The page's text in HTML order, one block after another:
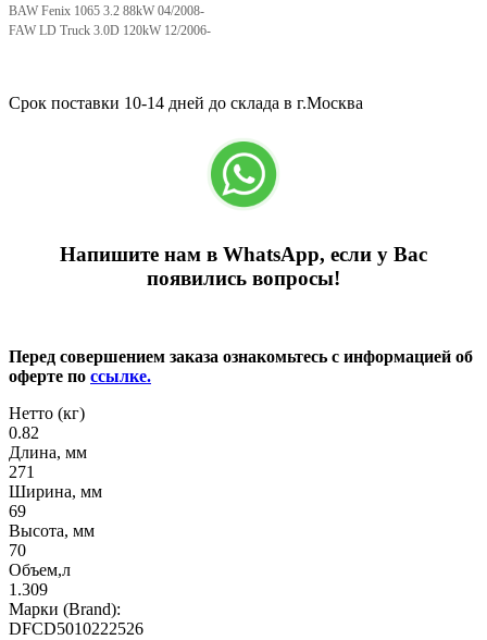
BAW Fenix 1065 3.2 88kW 04/2008-
FAW LD Truck 3.0D 120kW 12/2006-
Срок поставки 10-14 дней до склада в г.Москва
Напишите нам в WhatsApp, если у Вас
появились вопросы!
Перед совершением заказа ознакомьтесь с информацией об
оферте по ссылке.
Нетто (кг)
0.82
Длина, мм
271
Ширина, мм
69
Высота, мм
70
Объем,л
1.309
Марки (Brand):
DFCD5010222526